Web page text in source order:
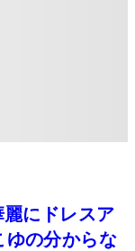
にドレスア
の分からな